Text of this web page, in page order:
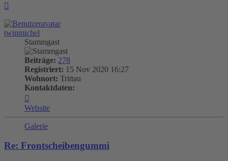
twinmichel
Stammgast
Beiträge: 278
Registriert: 15 Nov 2020 16:27
Wohnort: Trittau
Kontaktdaten:
von
twinmichel
Website
Galerie
Re: Frontscheibengummi